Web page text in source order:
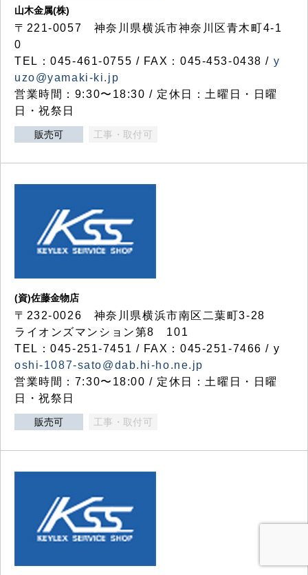
山木金属(株)
〒221-0057 神奈川県横浜市神奈川区青木町4-1
0
TEL：045-461-0755 / FAX：045-453-0438 / y
uzo@yamaki-ki.jp
営業時間：9:30〜18:30 / 定休日：土曜日・日曜
日・祝祭日
販売可 工事・取付可
(資)佐藤金物店
〒232-0026 神奈川県横浜市南区二葉町3-28
ライオンズマンション第8 101
TEL：045-251-7451 / FAX：045-251-7466 / y
oshi-1087-sato@dab.hi-ho.ne.jp
営業時間：7:30〜18:00 / 定休日：土曜日・日曜
日・祝祭日
販売可 工事・取付可